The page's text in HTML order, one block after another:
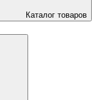
Каталог товаров